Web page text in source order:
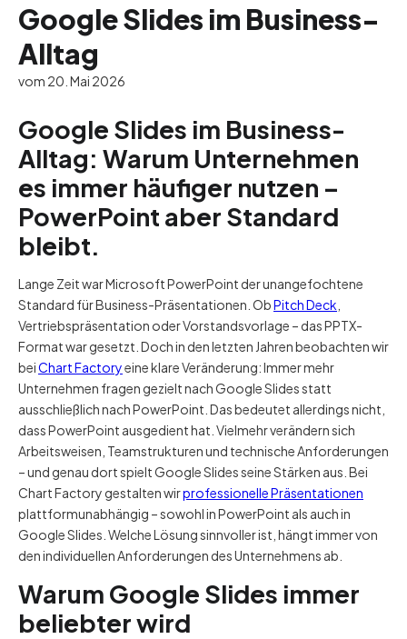
Google Slides im Business-
Alltag
vom 20. Mai 2026
Google Slides im Business-
Alltag: Warum Unternehmen
es immer häufiger nutzen –
PowerPoint aber Standard
bleibt.
Lange Zeit war Microsoft PowerPoint der unangefochtene
Standard für Business-Präsentationen. ObPitch Deck
Vertriebspräsentation oder Vorstandsvorlage – das PPTX-
Format war gesetzt. Doch in den letzten Jahren beobachten wir
beiChart Factoryeine klare Veränderung: Immer mehr
Unternehmen fragen gezielt nach Google Slides statt
ausschließlich nach PowerPoint. Das bedeutet allerdings nicht,
dass PowerPoint ausgedient hat. Vielmehr verändern sich
Arbeitsweisen, Teamstrukturen und technische Anforderungen
– und genau dort spielt Google Slides seine Stärken aus. Bei
Chart Factory gestalten wirprofessionelle Präsentationen
plattformunabhängig – sowohl in PowerPoint als auch in
Google Slides. Welche Lösung sinnvoller ist, hängt immer von
den individuellen Anforderungen des Unternehmens ab.
Warum Google Slides immer
beliebter wird